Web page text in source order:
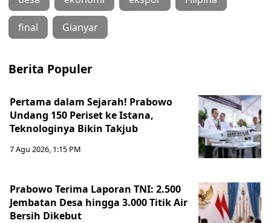
final Gianyar
Berita Populer
Pertama dalam Sejarah! Prabowo
Undang 150 Periset ke Istana,
Teknologinya Bikin Takjub
7 Agu 2026, 1:15 PM
Prabowo Terima Laporan TNI: 2.500
Jembatan Desa hingga 3.000 Titik Air
Bersih Dikebut